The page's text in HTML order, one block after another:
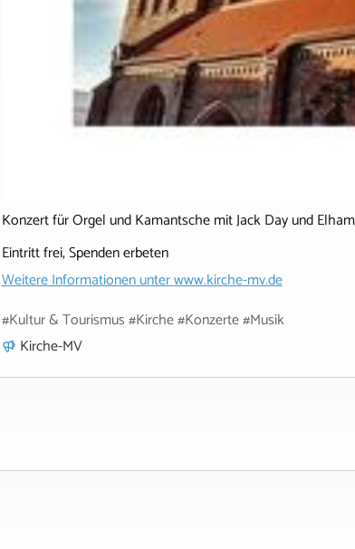
Konzert für Orgel und Kamantsche mit Jack Day und
Eintritt frei, Spenden erbeten
Weitere Informationen unterwww.kirche-mv.de
#Kultur & Tourismus #Kirche #Konzerte #Musik
Kirche-MV